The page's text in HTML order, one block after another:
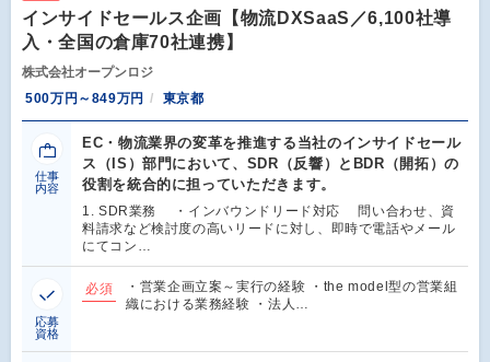
インサイドセールス企画【物流DXSaaS／6,100社導
入・全国の倉庫70社連携】
株式会社オープンロジ
500万円～849万円
東京都
仕事
内容
EC・物流業界の変革を推進する当社のインサイドセール
ス（IS）部門において、SDR（反響）とBDR（開拓）の
役割を統合的に担っていただきます。
1. SDR業務 ・インバウンドリード対応 問い合わせ、資
料請求など検討度の高いリードに対し、即時で電話やメール
にてコン…
応募
資格
必須
・営業企画立案～実行の経験 ・the model型の営業組
織における業務経験 ・法人…